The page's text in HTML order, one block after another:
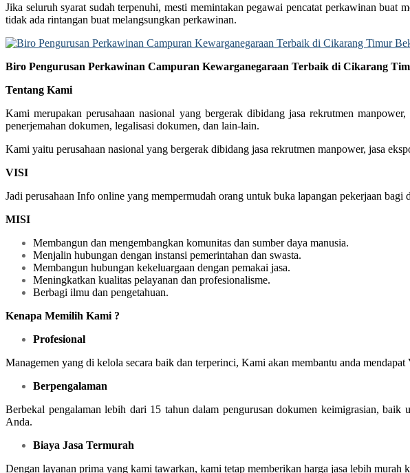
Jika seluruh syarat sudah terpenuhi, mesti memintakan pegawai pencatat perkawinan
tidak ada rintangan buat melangsungkan perkawinan.
Biro Pengurusan Perkawinan Campuran Kewarganegaraan Terbaik di Cikarang
Tentang Kami
Kami merupakan perusahaan nasional yang bergerak dibidang jasa rekrutmen
penerjemahan dokumen, legalisasi dokumen, dan lain-lain.
Kami yaitu perusahaan nasional yang bergerak dibidang jasa rekrutmen manpower, jasa
VISI
Jadi perusahaan Info online yang mempermudah orang untuk buka lapangan pekerjaan
MISI
Membangun dan mengembangkan komunitas dan sumber daya manusia.
Menjalin hubungan dengan instansi pemerintahan dan swasta.
Membangun hubungan kekeluargaan dengan pemakai jasa.
Meningkatkan kualitas pelayanan dan profesionalisme.
Berbagi ilmu dan pengetahuan.
Kenapa Memilih Kami ?
Profesional
Managemen yang di kelola secara baik dan terperinci, Kami akan membantu anda
Berpengalaman
Berbekal pengalaman lebih dari 15 tahun dalam pengurusan dokumen keimigrasian,
Anda.
Biaya Jasa Termurah
Dengan layanan prima yang kami tawarkan, kami tetap memberikan harga jasa lebih murah